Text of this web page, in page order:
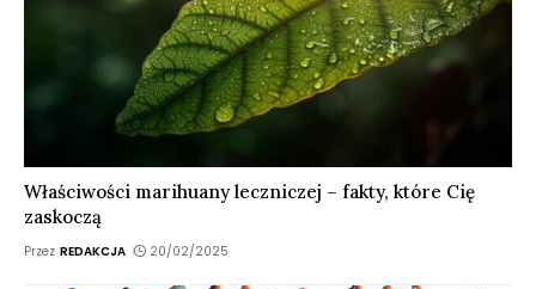
Właściwości marihuany leczniczej – fakty, które Cię
zaskoczą
Przez REDAKCJA 20/02/2025